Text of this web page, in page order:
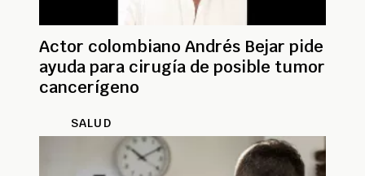
Actor colombiano Andrés Bejar pide
ayuda para cirugía de posible tumor
cancerígeno
SALUD